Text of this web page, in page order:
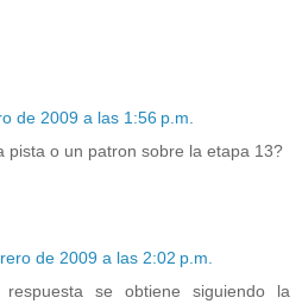
de 2009 a las 1:56 p.m.
pista o un patron sobre la etapa 13?
de 2009 a las 2:02 p.m.
se obtiene siguiendo la